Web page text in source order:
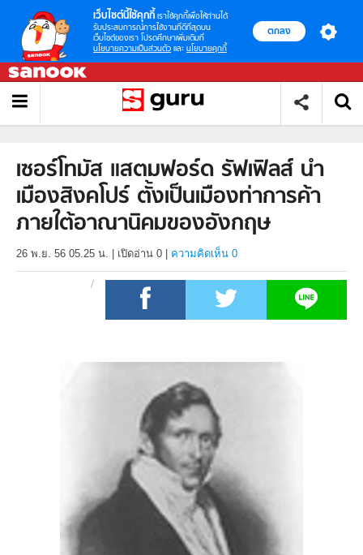
เว็บไซต์นี้ใช้คุกกี้ เราใช้คุกกี้เพื่อให้ท่านได้
รับประสบการณ์การใช้งานที่ดีที่สุดบน
เว็บไซต์ของเรา โปรดศึกษาเพิ่มเติมที่
นโยบายความเป็นส่วนตัว และ นโยบายคุกกี้
ตกลง
เซอร์โทมัส แสตมฟอร์ด รัฟเฟิลส์ นำ
เมืองสิงคโปร์ ตั้งเป็นเมืองท่าการค้า
ภายใต้อาณานิคมของอังกฤษ
26 พ.ย. 56 05.25 น. เปิดอ่าน 0 ความคิดเห็น 0